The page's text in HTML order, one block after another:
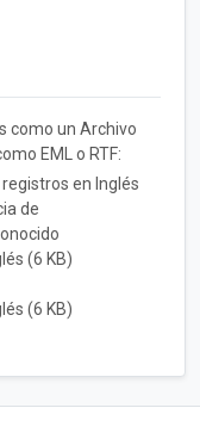
como un Archivo
EML o RTF:
en Inglés
de
(6 KB)
(6 KB)